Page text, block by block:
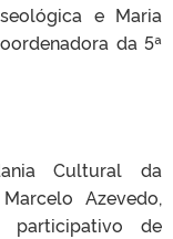
e Maria
da 5ª
Cultural da
Azevedo,
de